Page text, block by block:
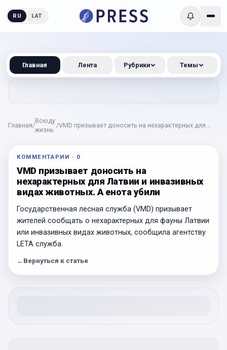
RU LAT
Главная/
Всюду
жизнь
/VMD призывает доносить на нехарактерных для
КОММЕНТАРИИ · 0
VMD призывает доносить на
нехарактерных для Латвии и инвазивных
видах животных. А енота убили
Государственная лесная служба (VMD) призывает
жителей сообщать о нехарактерных для фауны Латвии
или инвазивных видах животных, сообщила агентству
LETA служба.
← Вернуться к статье
Главная Лента Рубрики Темы